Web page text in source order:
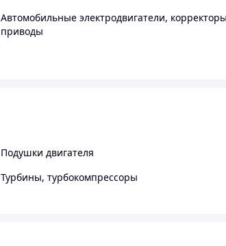
Автомобильные электродвигатели,
приводы
Подушки двигателя
Турбины, турбокомпрессоры